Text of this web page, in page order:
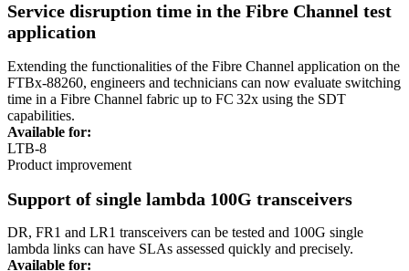
Service disruption time in the Fibre Channel test
application
Extending the functionalities of the Fibre Channel application on the
FTBx-88260, engineers and technicians can now evaluate switching
time in a Fibre Channel fabric up to FC 32x using the SDT
capabilities.
Available for:
LTB-8
Product improvement
Support of single lambda 100G transceivers
DR, FR1 and LR1 transceivers can be tested and 100G single
lambda links can have SLAs assessed quickly and precisely.
Available for: